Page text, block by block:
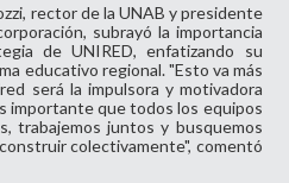
rector de la UNAB y presidente
subrayó la importancia
de UNIRED, enfatizando su
educativo regional. "Esto va más
será la impulsora y motivadora
importante que todos los equipos
trabajemos juntos y busquemos
colectivamente", comentó